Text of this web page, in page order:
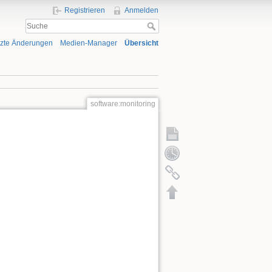
Registrieren Anmelden
Änderungen Medien-Manager Übersicht
software:monitoring